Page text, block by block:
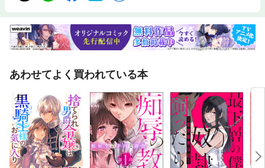
あわせてよく買われている本